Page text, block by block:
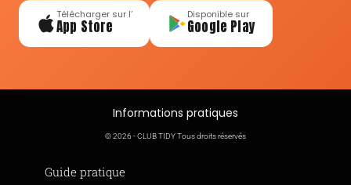
Télécharger sur l’
App Store
Disponible sur
Google Play
Informations pratiques
Guide pratique
© 2026 - CLUB TIDY Tous droits réservés
Informations légales